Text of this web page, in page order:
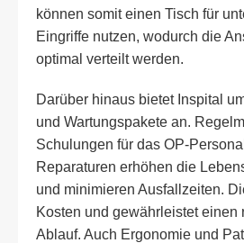
können somit einen Tisch für
Eingriffe nutzen, wodurch die
optimal verteilt werden.
Darüber hinaus bietet Inspital
und Wartungspakete an.
Schulungen für das OP-
Reparaturen erhöhen die
und minimieren Ausfallzeiten.
Kosten und gewährleistet einen
Ablauf. Auch Ergonomie und